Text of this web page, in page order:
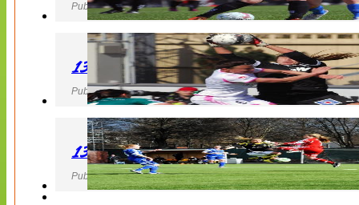
Publicerad 27 April 2013, 22:40
130427 IF Limhamn Bunkeflo – QBIK
Publicerad 27 April 2013, 21:10
130427 LdB FC Malmö – Mallbackens IF
Publicerad 27 April 2013, 20:54